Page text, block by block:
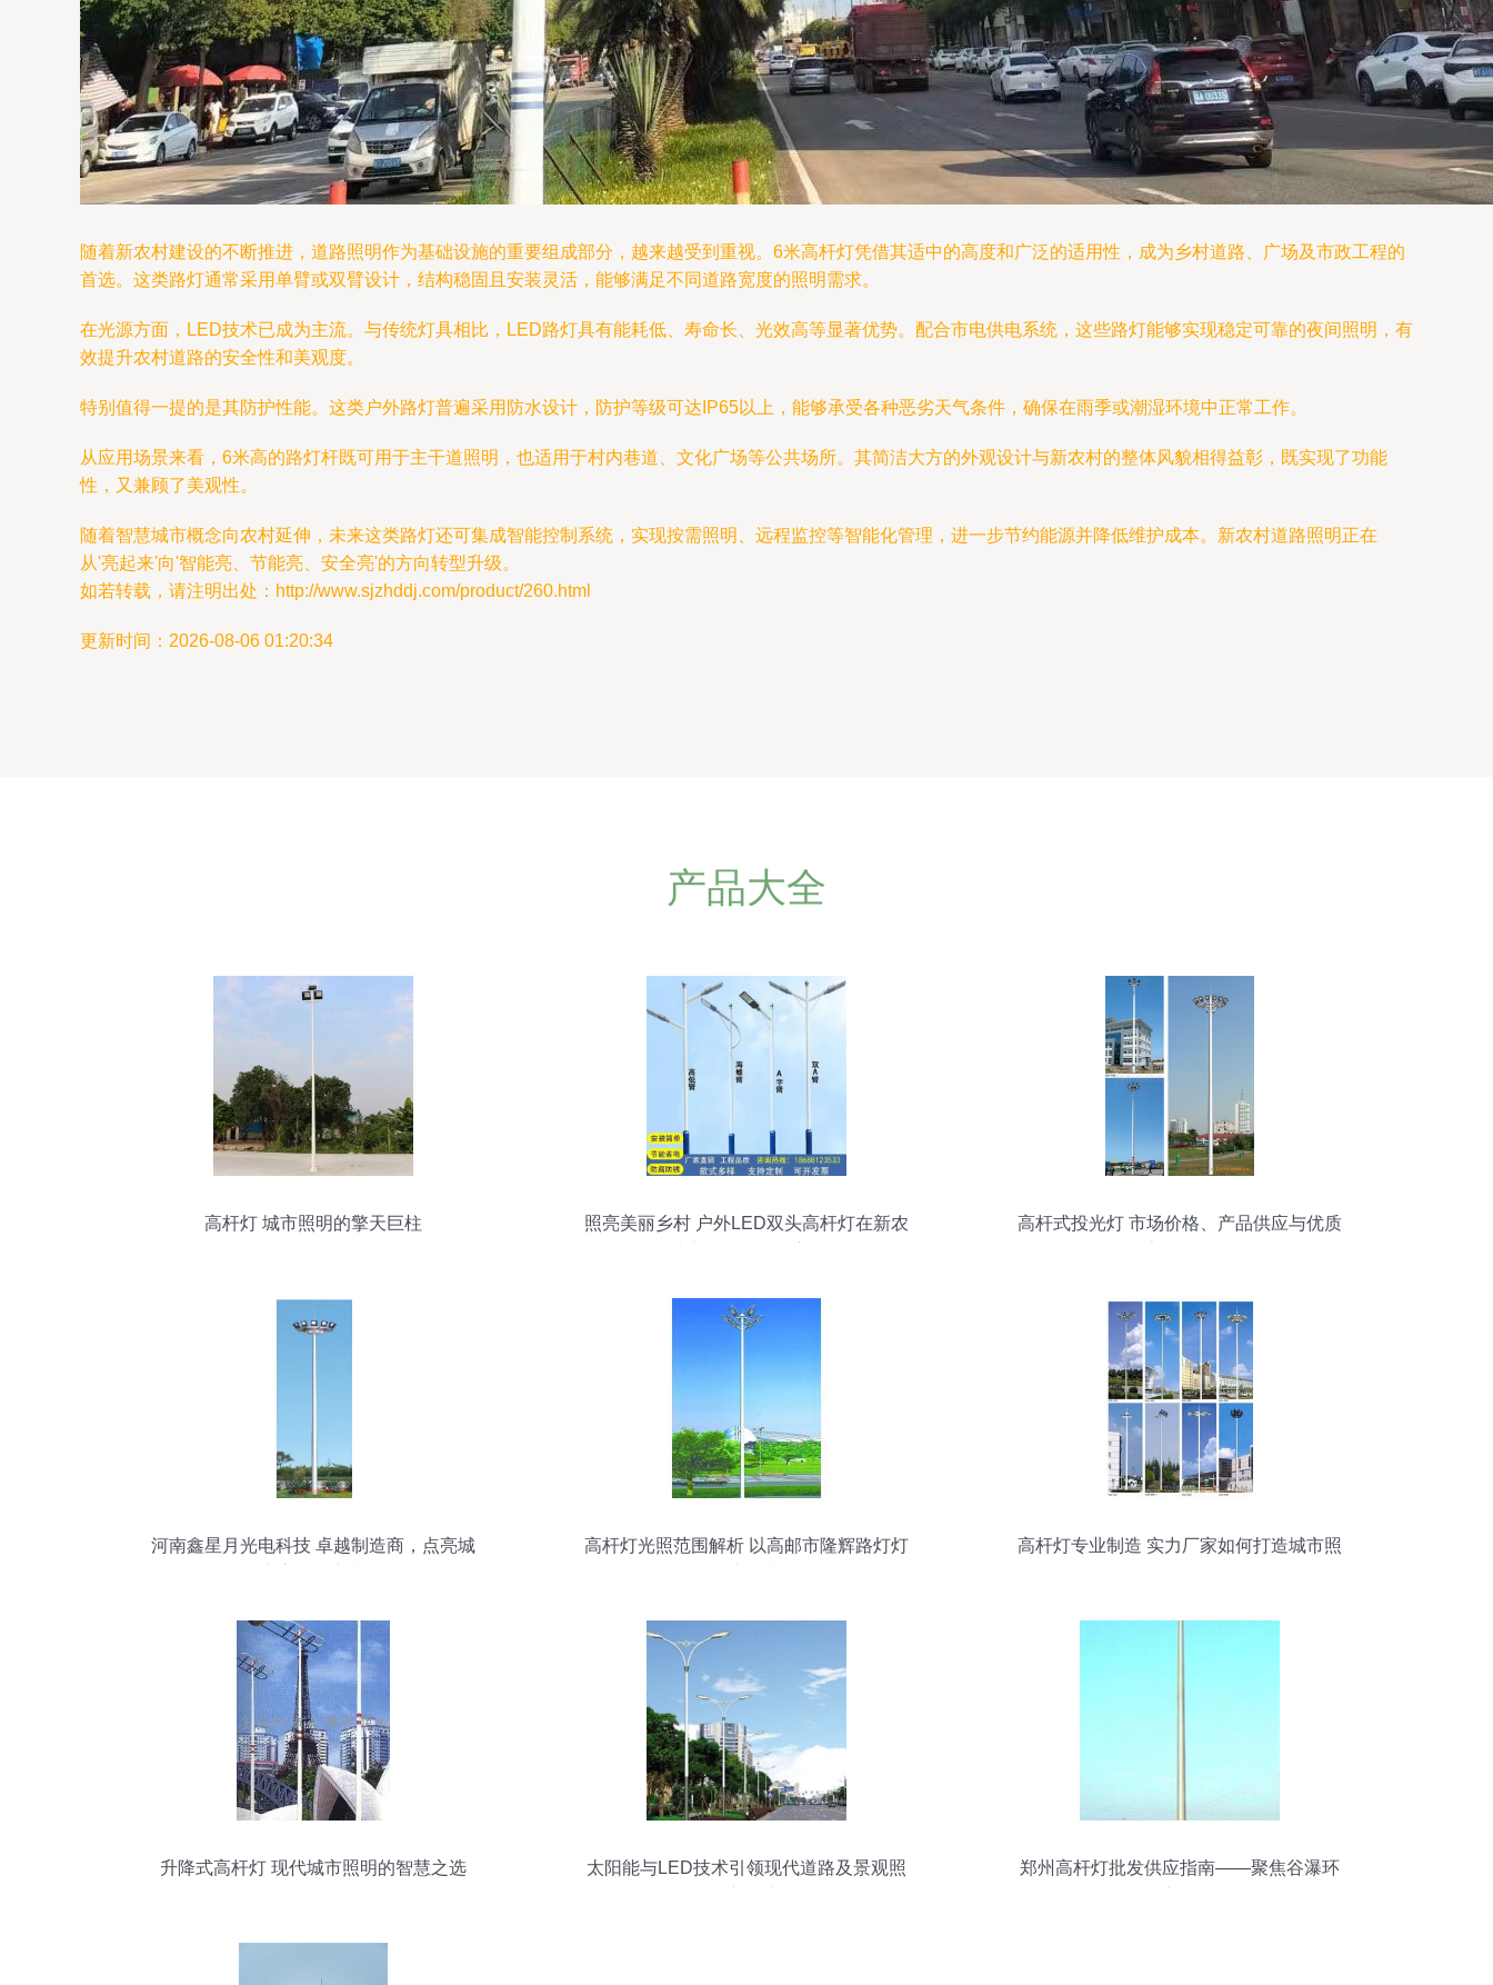
随着新农村建设的不断推进，道路照明作为基础设施的重要组成部分，越来越受到重视。6米高杆灯凭借其适中的高度和广泛的适用性，成为乡村道路、广场及市政工程的
首选。这类路灯通常采用单臂或双臂设计，结构稳固且安装灵活，能够满足不同道路宽度的照明需求。
在光源方面，LED技术已成为主流。与传统灯具相比，LED路灯具有能耗低、寿命长、光效高等显著优势。配合市电供电系统，这些路灯能够实现稳定可靠的夜间照明，有
效提升农村道路的安全性和美观度。
特别值得一提的是其防护性能。这类户外路灯普遍采用防水设计，防护等级可达IP65以上，能够承受各种恶劣天气条件，确保在雨季或潮湿环境中正常工作。
从应用场景来看，6米高的路灯杆既可用于主干道照明，也适用于村内巷道、文化广场等公共场所。其简洁大方的外观设计与新农村的整体风貌相得益彰，既实现了功能
性，又兼顾了美观性。
随着智慧城市概念向农村延伸，未来这类路灯还可集成智能控制系统，实现按需照明、远程监控等智能化管理，进一步节约能源并降低维护成本。新农村道路照明正在
从'亮起来'向'智能亮、节能亮、安全亮'的方向转型升级。
如若转载，请注明出处：http://www.sjzhddj.com/product/260.html
更新时间：2026-08-06 01:20:34
产品大全
高杆灯 城市照明的擎天巨柱
照亮美丽乡村 户外LED双头高杆灯在新农
高杆式投光灯 市场价格、产品供应与优质
河南鑫星月光电科技 卓越制造商，点亮城
高杆灯光照范围解析 以高邮市隆辉路灯灯
高杆灯专业制造 实力厂家如何打造城市照
升降式高杆灯 现代城市照明的智慧之选
太阳能与LED技术引领现代道路及景观照
郑州高杆灯批发供应指南——聚焦谷瀑环